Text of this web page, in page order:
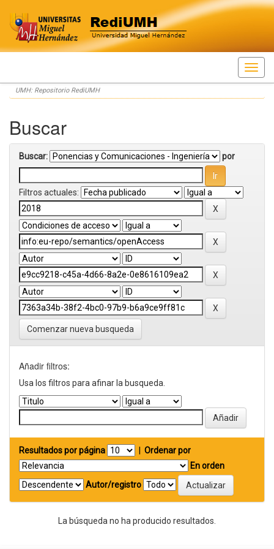
Skip
navigation
UMH: Repositorio RediUMH
Buscar
Buscar: por
Filtros actuales:
Comenzar nueva busqueda
Añadir filtros:
Usa los filtros para afinar la busqueda.
Resultados por página
Ordenar por
En orden
Autor/registro
La búsqueda no ha producido resultados.